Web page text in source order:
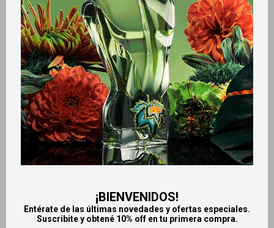
¡BIENVENIDOS!
Entérate de las últimas novedades y ofertas especiales.
Suscribite y obtené 10% off en tu primera compra.
Retiros gratuitos en tiendas
Productos que te pueden interesar